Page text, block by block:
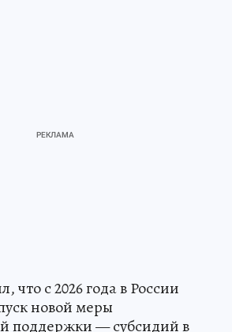
с 2026 года в России
новой меры
поддержки — субсидий в